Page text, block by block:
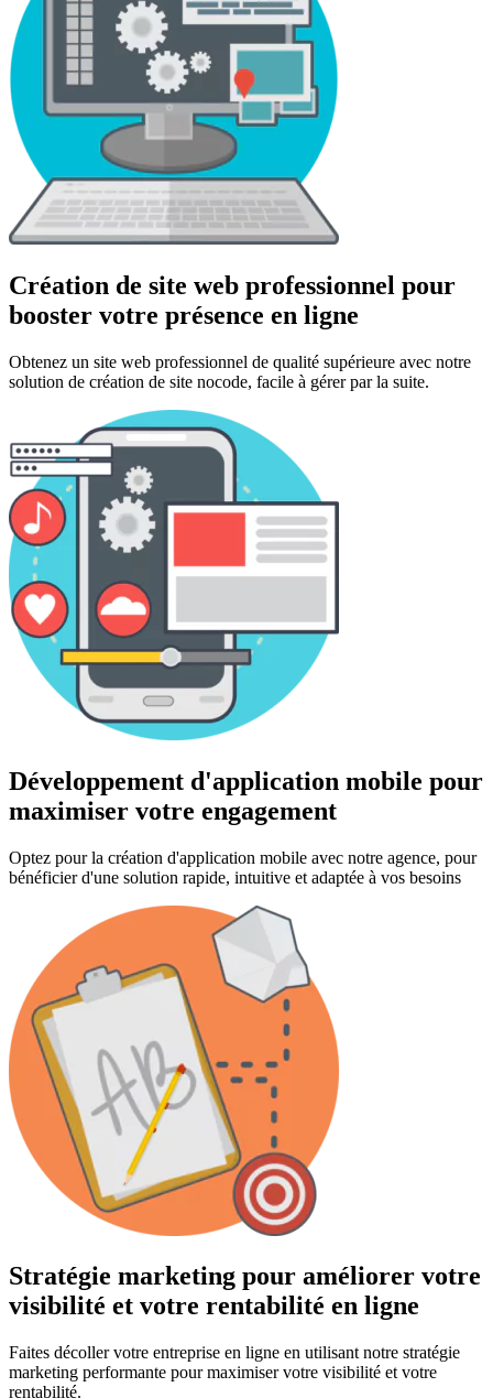
Création de site web professionnel pour
booster votre présence en ligne
Obtenez un site web professionnel de qualité supérieure avec notre
solution de création de site nocode, facile à gérer par la suite.
Développement d'application mobile pour
maximiser votre engagement
Optez pour la création d'application mobile avec notre agence, pour
bénéficier d'une solution rapide, intuitive et adaptée à vos besoins
Stratégie marketing pour améliorer votre
visibilité et votre rentabilité en ligne
Faites décoller votre entreprise en ligne en utilisant notre stratégie
marketing performante pour maximiser votre visibilité et votre
rentabilité.